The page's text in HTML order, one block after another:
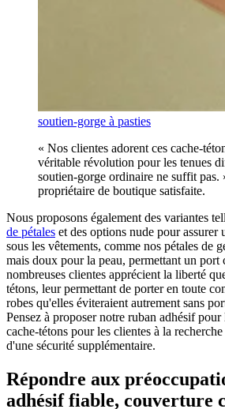
soutien-gorge à pasties
« Nos clientes adorent ces cache-
véritable révolution pour les tenues
soutien-gorge ordinaire ne suffit pas.
propriétaire de boutique satisfaite.
Nous proposons également des variantes
de pétales et des options nude pour
sous les vêtements, comme nos pétales de
mais doux pour la peau, permettant un port
nombreuses clientes apprécient la liberté
tétons, leur permettant de porter en toute
robes qu'elles éviteraient autrement sans
Pensez à proposer notre ruban adhésif
cache-tétons pour les clientes à la
d'une sécurité supplémentaire.
Répondre aux
adhésif fiable, couverture